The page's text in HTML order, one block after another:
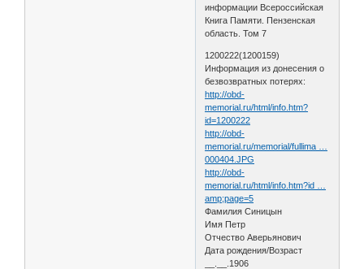
информации Всероссийская
Книга Памяти. Пензенская
область. Том 7
1200222(1200159)
Информация из донесения о
безвозвратных потерях:
http://obd-
memorial.ru/html/info.htm?
id=1200222
http://obd-
memorial.ru/memorial/fullima …
000404.JPG
http://obd-
memorial.ru/html/info.htm?id …
amp;page=5
Фамилия Синицын
Имя Петр
Отчество Аверьянович
Дата рождения/Возраст
__.__.1906